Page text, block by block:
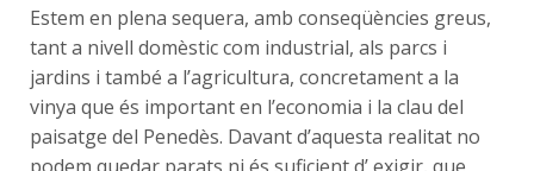
Estem en plena sequera, amb conseqüències greus,
tant a nivell domèstic com industrial, als parcs i
jardins i també a l’agricultura, concretament a la
vinya que és important en l’economia i la clau del
paisatge del Penedès. Davant d’aquesta realitat no